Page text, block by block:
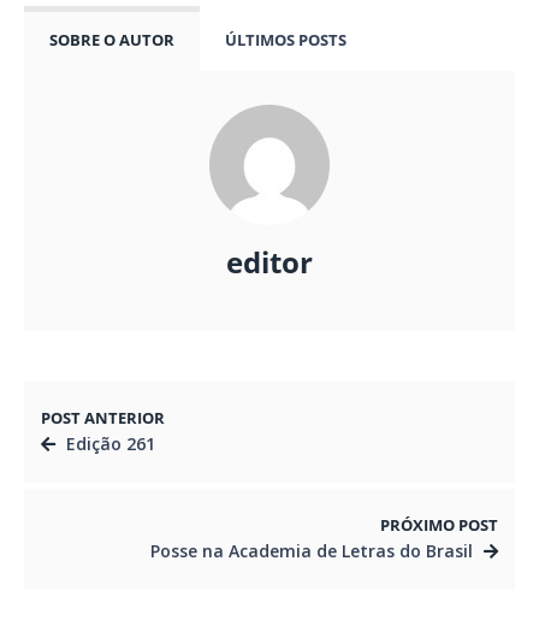
SOBRE O AUTOR ÚLTIMOS POSTS
editor
POST ANTERIOR
Edição 261
PRÓXIMO POST
Posse na Academia de Letras do Brasil